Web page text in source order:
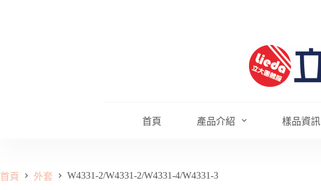
首頁 產品介紹 樣品資訊
首頁 外套 W4331-2/W4331-2/W4331-4/W4331-3